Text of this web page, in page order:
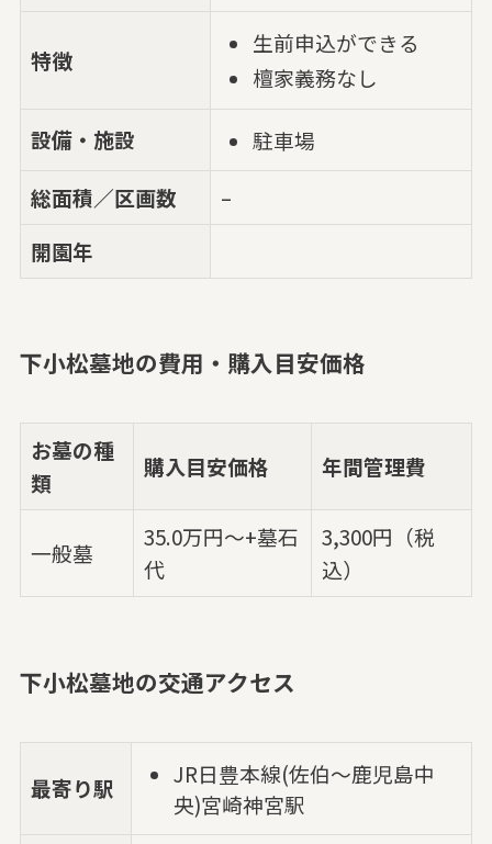
特徴
生前申込ができる
檀家義務なし
設備・施設
駐車場
総面積／区画数
–
開園年
下小松墓地の費用・購入目安価格
お墓の種
類
購入目安価格 年間管理費
一般墓
35.0万円～+墓石
代
3,300円（税
込）
下小松墓地の交通アクセス
最寄り駅
JR日豊本線(佐伯～鹿児島中
央)宮崎神宮駅